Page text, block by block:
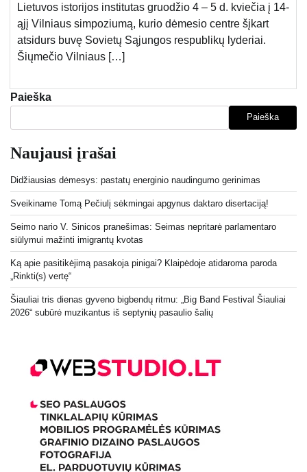
Lietuvos istorijos institutas gruodžio 4 – 5 d. kviečia į 14-
ąjį Vilniaus simpoziumą, kurio dėmesio centre šįkart
atsidurs buvę Sovietų Sąjungos respublikų lyderiai.
Šiųmečio Vilniaus […]
Paieška
Paieška
Naujausi įrašai
Didžiausias dėmesys: pastatų energinio naudingumo gerinimas
Sveikiname Tomą Pečiulį sėkmingai apgynus daktaro disertaciją!
Seimo nario V. Sinicos pranešimas: Seimas nepritarė parlamentaro
siūlymui mažinti imigrantų kvotas
Ką apie pasitikėjimą pasakoja pinigai? Klaipėdoje atidaroma paroda
„Rinkti(s) vertę“
Šiauliai tris dienas gyveno bigbendų ritmu: „Big Band Festival Šiauliai
2026“ subūrė muzikantus iš septynių pasaulio šalių